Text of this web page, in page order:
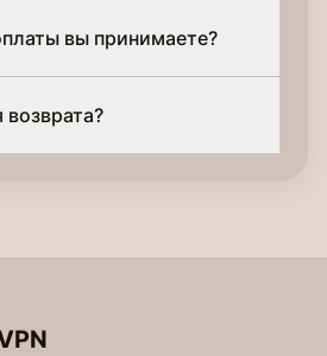
вы принимаете?
возврата?